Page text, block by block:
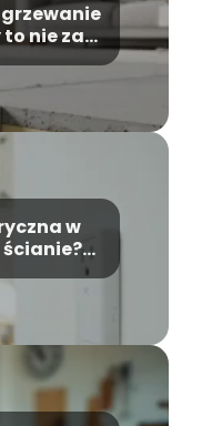
to nie za
w
ścianie?